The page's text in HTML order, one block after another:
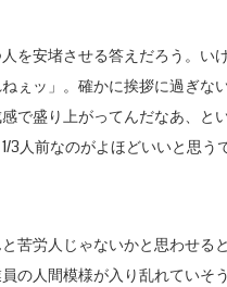
を安堵させる答えだろう。い
ぇッ」。確かに挨拶に過ぎ
で盛り上がってんだなあ、
3人前なのがよほどいいと思
苦労人じゃないかと思わせる
の人間模様が入り乱れてい